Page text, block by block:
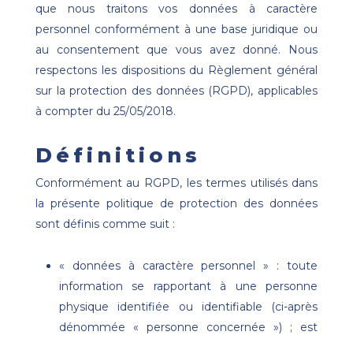
que nous traitons vos données à caractère
personnel conformément à une base juridique ou
au consentement que vous avez donné. Nous
respectons les dispositions du Règlement général
sur la protection des données (RGPD), applicables
à compter du 25/05/2018.
Définitions
Conformément au RGPD, les termes utilisés dans
la présente politique de protection des données
sont définis comme suit :
« données à caractère personnel » : toute
information se rapportant à une personne
physique identifiée ou identifiable (ci-après
dénommée « personne concernée ») ; est